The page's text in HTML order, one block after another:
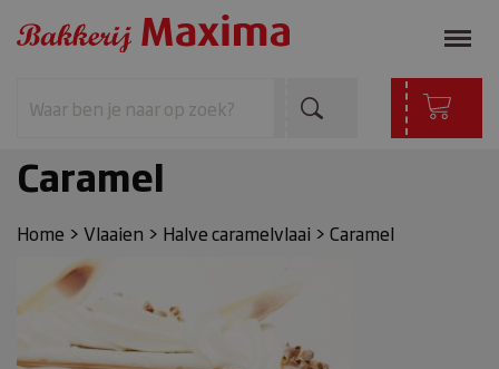
Caramel
Home > Vlaaien > Halve caramelvlaai > Caramel